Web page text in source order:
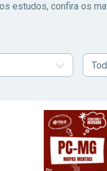
estudos, confira os